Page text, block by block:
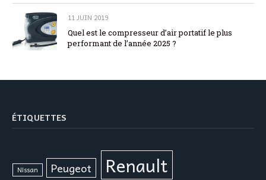
11 JUIN 2019
Quel est le compresseur d’air portatif le plus
performant de l’année 2025 ?
ÉTIQUETTES
Nissan Peugeot Renault